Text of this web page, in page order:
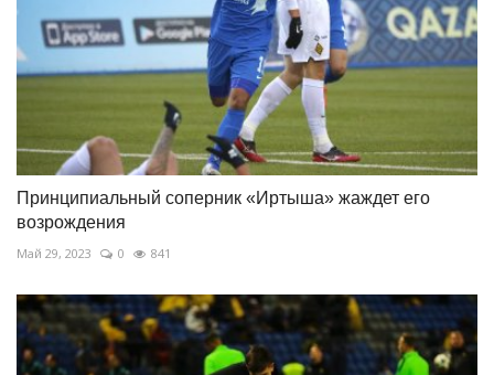
Принципиальный соперник «Иртыша» жаждет его
возрождения
Май 29, 2023 0 841